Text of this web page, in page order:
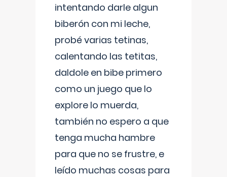
intentando darle algun
biberón con mi leche,
probé varias tetinas,
calentando las tetitas,
daldole en bibe primero
como un juego que lo
explore lo muerda,
también no espero a que
tenga mucha hambre
para que no se frustre, e
leído muchas cosas para